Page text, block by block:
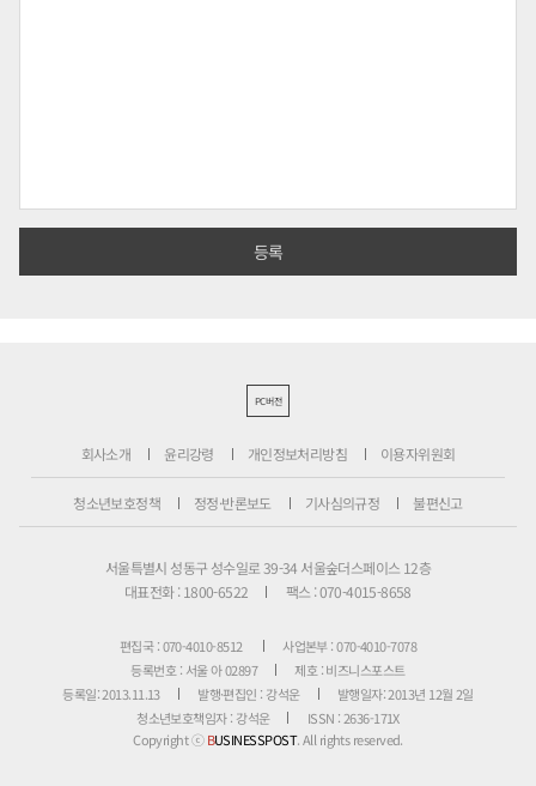
PC버전
회사소개 윤리강령 개인정보처리방침 이용자위원회
청소년보호정책 정정·반론보도 기사심의규정 불편신고
서울특별시 성동구 성수일로 39-34 서울숲더스페이스 12층
대표전화 : 1800-6522
팩스 : 070-4015-8658
편집국 : 070-4010-8512
사업본부 : 070-4010-7078
등록번호 : 서울 아 02897
제호 : 비즈니스포스트
등록일: 2013.11.13
발행·편집인 : 강석운
발행일자: 2013년 12월 2일
청소년보호책임자 : 강석운
ISSN : 2636-171X
Copyright ⓒBUSINESSPOST. All rights reserved.